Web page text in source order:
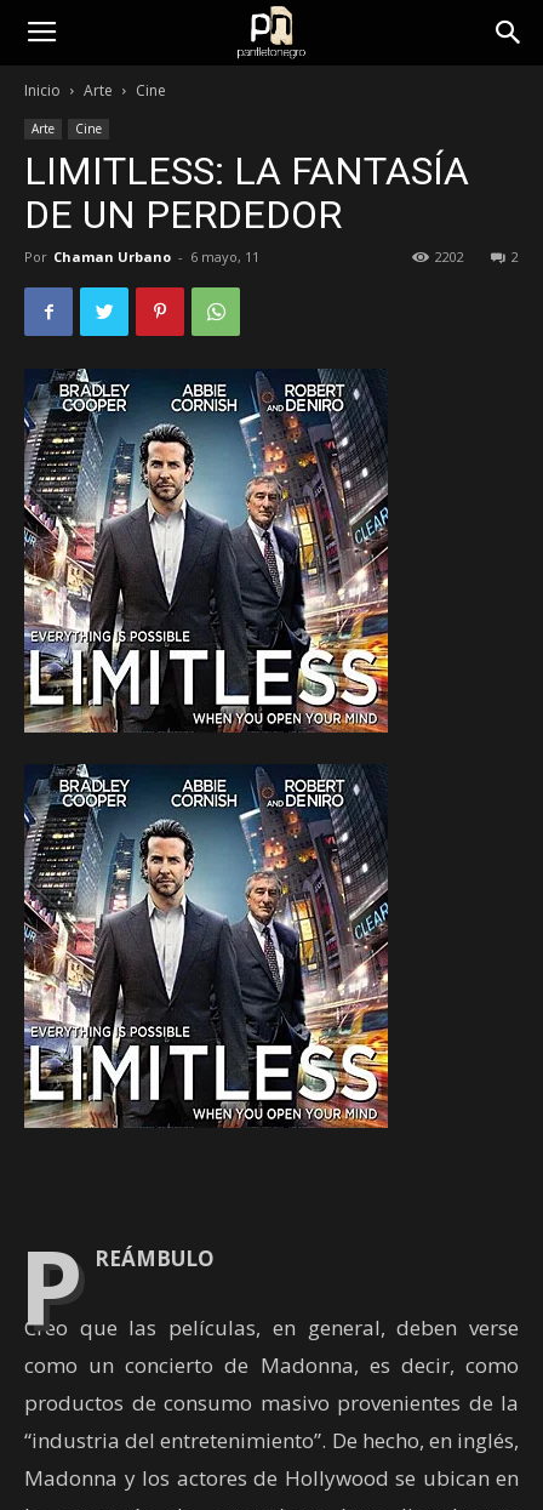
panfletonegro
Inicio Arte Cine
Arte Cine
LIMITLESS: LA FANTASÍA
DE UN PERDEDOR
Por Chaman Urbano - 6 mayo, 11 2
2202
P REÁMBULO
Creo que las películas, en general, deben verse
como un concierto de Madonna, es decir, como
productos de consumo masivo provenientes de la
“industria del entretenimiento”. De hecho, en inglés,
Madonna y los actores de Hollywood se ubican en